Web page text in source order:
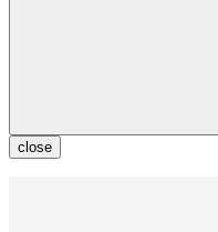
close